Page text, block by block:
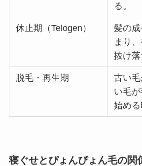
る。
休止期（Telogen）
髪の
まり
抜け落
脱毛・再生期
古い
い毛が
始める
寝ぐせとぴょんぴょん毛の関